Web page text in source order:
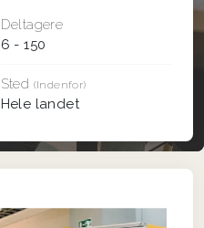
Deltagere
6 - 150
Sted (Indenfor)
Hele landet